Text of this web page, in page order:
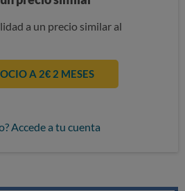
a un precio similar al
A 2€ 2 MESES
Accede a tu cuenta